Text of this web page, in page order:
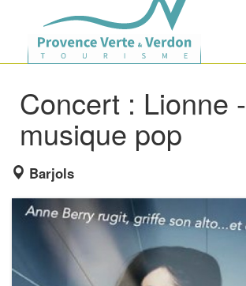
Concert : Lionne -
musique pop
Barjols